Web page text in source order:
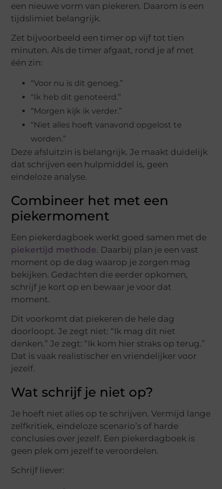
een nieuwe vorm van piekeren. Daarom is een
tijdslimiet belangrijk.
Zet bijvoorbeeld een timer op vijf tot tien
minuten. Als de timer afgaat, rond je af met
één zin:
“Voor nu is dit genoeg.”
“Ik heb dit genoteerd.”
“Morgen kijk ik verder.”
“Niet alles hoeft vanavond opgelost te
worden.”
Deze afsluitzin is belangrijk. Je maakt duidelijk
dat schrijven een hulpmiddel is, geen
eindeloze analyse.
Combineer het met een
piekermoment
Een piekerdagboek werkt goed samen met de
piekertijd methode. Daarbij plan je een vast
moment op de dag waarop je zorgen mag
bekijken. Gedachten die eerder opkomen,
schrijf je kort op en bewaar je voor dat
moment.
Dit voorkomt dat piekeren de hele dag
doorloopt. Je zegt niet: “Ik mag dit niet
denken.” Je zegt: “Ik kom hier straks op terug.”
Dat is vaak realistischer en vriendelijker voor
jezelf.
Wat schrijf je niet op?
Je hoeft niet alles op te schrijven. Vermijd lange
zelfkritiek, eindeloze scenario’s of harde
conclusies over jezelf. Een piekerdagboek is
geen plek om jezelf te veroordelen.
Schrijf liever: